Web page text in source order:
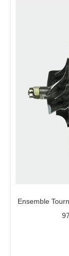
Ensemble